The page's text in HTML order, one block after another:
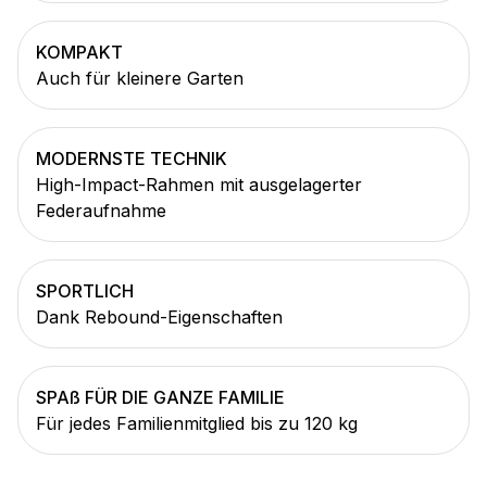
KOMPAKT
Auch für kleinere Garten
MODERNSTE TECHNIK
High-Impact-Rahmen mit ausgelagerter
Federaufnahme
SPORTLICH
Dank Rebound-Eigenschaften
SPAß FÜR DIE GANZE FAMILIE
Für jedes Familienmitglied bis zu 120 kg